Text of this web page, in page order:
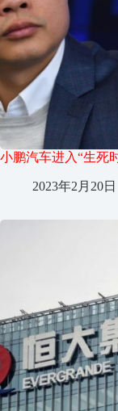
小鹏汽车进入“生死
2023年2月20日